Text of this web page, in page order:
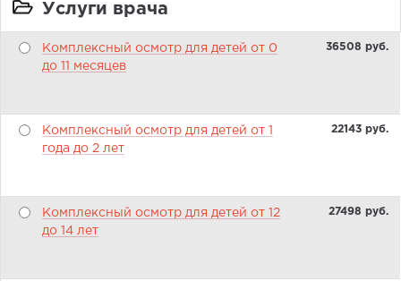
Услуги врача
Комплексный осмотр для детей от 0
до 11 месяцев
36508 pуб.
Комплексный осмотр для детей от 1
года до 2 лет
22143 pуб.
Комплексный осмотр для детей от 12
до 14 лет
27498 pуб.